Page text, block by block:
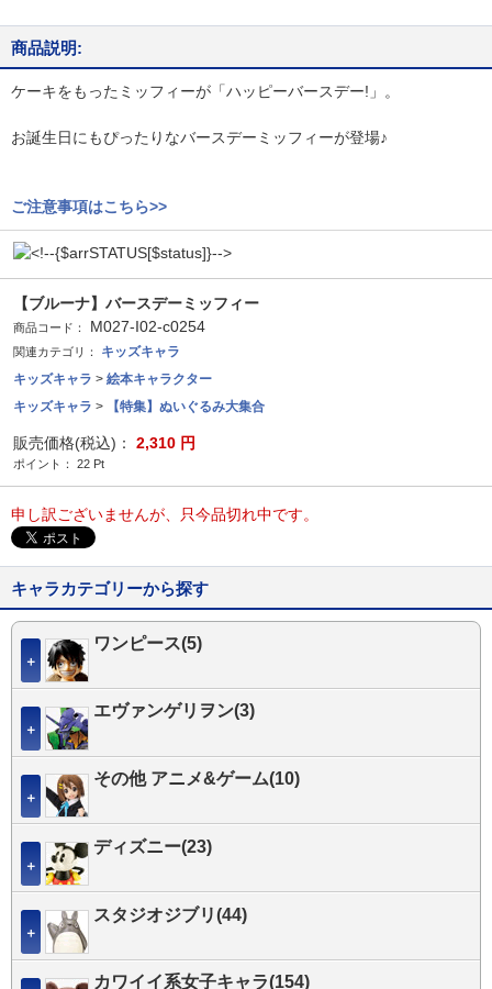
商品説明:
ケーキをもったミッフィーが「ハッピーバースデー!」。
お誕生日にもぴったりなバースデーミッフィーが登場♪
ご注意事項はこちら>>
【ブルーナ】バースデーミッフィー
商品コード： M027-I02-c0254
関連カテゴリ：
キッズキャラ
キッズキャラ > 絵本キャラクター
キッズキャラ > 【特集】ぬいぐるみ大集合
販売価格(税込)： 2,310 円
ポイント： 22 Pt
申し訳ございませんが、只今品切れ中です。
キャラカテゴリーから探す
＋
ワンピース(5)
＋
エヴァンゲリヲン(3)
＋
その他 アニメ&ゲーム(10)
＋
ディズニー(23)
＋
スタジオジブリ(44)
カワイイ系女子キャラ(154)